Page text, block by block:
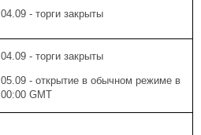
04.09 - торги закрыты
04.09 - торги закрыты
05.09 - открытие в обычном режиме в
00:00 GMT